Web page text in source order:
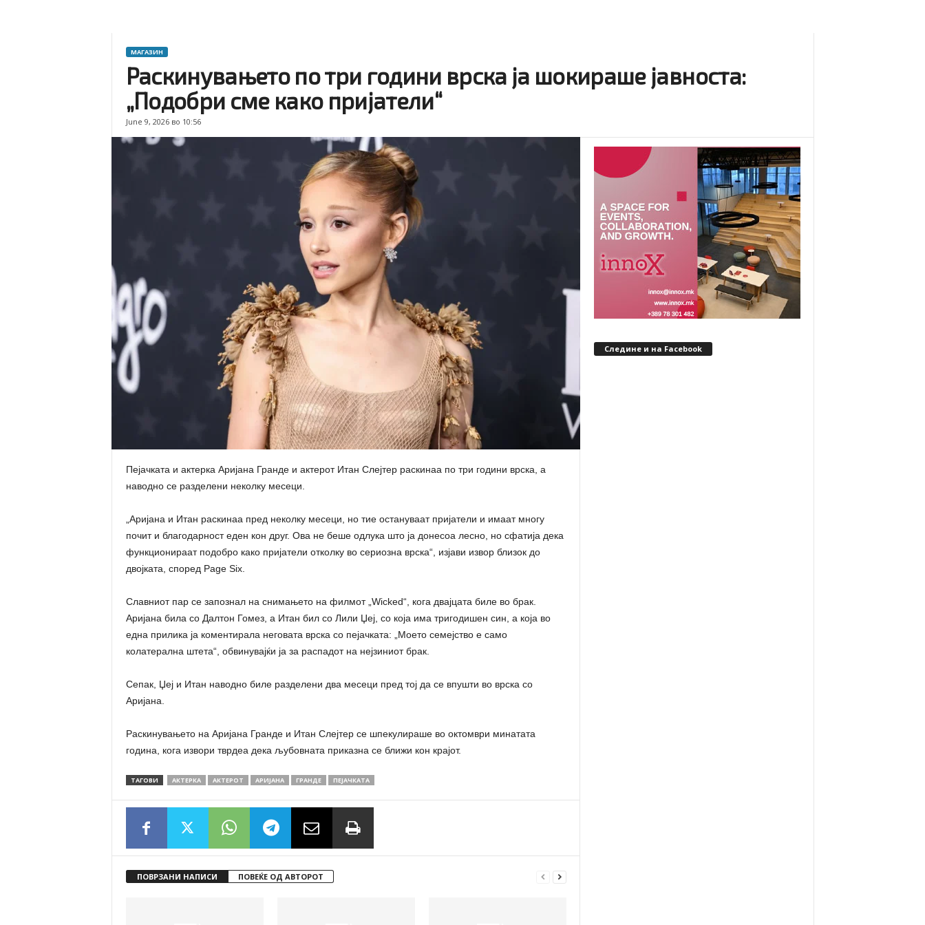
МАГАЗИН
Раскинувањето по три години врска ја шокираше јавноста:
„Подобри сме како пријатели“
June 9, 2026 во 10:56
Пејачката и актерка Аријана Гранде и актерот Итан Слејтер раскинаа по три години врска, а
наводно се разделени неколку месеци.
„Аријана и Итан раскинаа пред неколку месеци, но тие остануваат пријатели и имаат многу
почит и благодарност еден кон друг. Ова не беше одлука што ја донесоа лесно, но сфатија дека
функционираат подобро како пријатели отколку во сериозна врска“, изјави извор близок до
двојката, според Page Six.
Славниот пар се запознал на снимањето на филмот „Wicked“, кога двајцата биле во брак.
Аријана била со Далтон Гомез, а Итан бил со Лили Џеј, со која има тригодишен син, а која во
една прилика ја коментирала неговата врска со пејачката: „Моето семејство е само
колатерална штета“, обвинувајќи ја за распадот на нејзиниот брак.
Сепак, Џеј и Итан наводно биле разделени два месеци пред тој да се впушти во врска со
Аријана.
Раскинувањето на Аријана Гранде и Итан Слејтер се шпекулираше во октомври минатата
година, кога извори тврдеа дека љубовната приказна се ближи кон крајот.
ТАГОВИ АКТЕРКА АКТЕРОТ АРИЈАНА ГРАНДЕ ПЕЈАЧКАТА
ПОВРЗАНИ НАПИСИ ПОВЕЌЕ ОД АВТОРОТ
Следине и на Facebook